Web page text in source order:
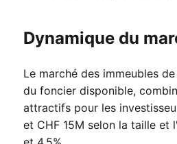
Dynamique du
Le marché des immeubles
du foncier disponible,
attractifs pour les
et CHF 15M selon la taille et